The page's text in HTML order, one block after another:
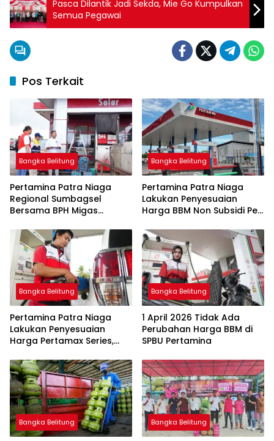
Pasca Dilantik Jadi Sekda, Mie Go Kumpulkan
Semua Pegawai
Pos Terkait
Bangka Belitung
Pertamina Patra Niaga
Regional Sumbagsel
Bersama BPH Migas
Penyaluran BBM Subsidi
bagi Nelayan melalui
Aplikasi XSTAR
Bangka Belitung
Pertamina Patra Niaga
Lakukan Penyesuaian
Harga BBM Non Subsidi Per
Bangka Belitung
Pertamina Patra Niaga
Lakukan Penyesuaian
Harga Pertamax Series,
Subsidi Tetap
Bangka Belitung
1 April 2026 Tidak Ada
Perubahan Harga BBM di
SPBU Pertamina
Bangka Belitung Bangka Belitung